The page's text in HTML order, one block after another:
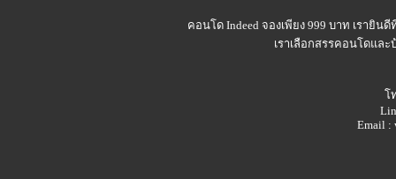
คอนโด Indeedจองเพียง 999 บาท เรายิน
เราเลือกสรรคอนโดแล
โ
Email :